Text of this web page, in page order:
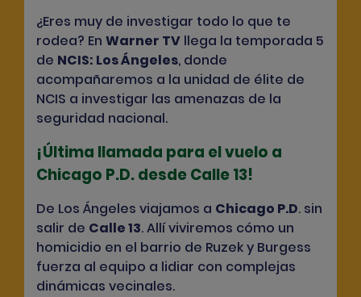
¿Eres muy de investigar todo lo que te
rodea? En Warner TV llega la temporada 5
de NCIS: Los Ángeles, donde
acompañaremos a la unidad de élite de
NCIS a investigar las amenazas de la
seguridad nacional.
¡Última llamada para el vuelo a
Chicago P.D.desde Calle 13!
De Los Ángeles viajamos a Chicago P.D. sin
salir de Calle 13. Allí viviremos cómo un
homicidio en el barrio de Ruzek y Burgess
fuerza al equipo a lidiar con complejas
dinámicas vecinales.